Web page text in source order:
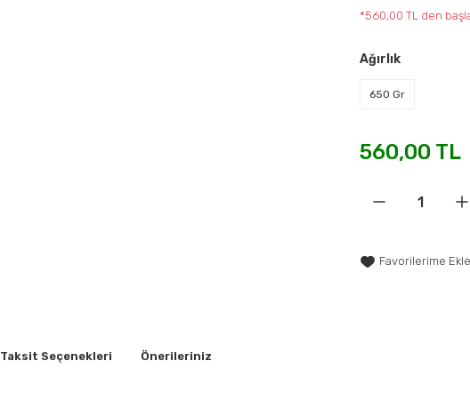
*560,00 TL den
Ağırlık
650 Gr
560,00 TL
Taksit Seçenekleri Önerileriniz